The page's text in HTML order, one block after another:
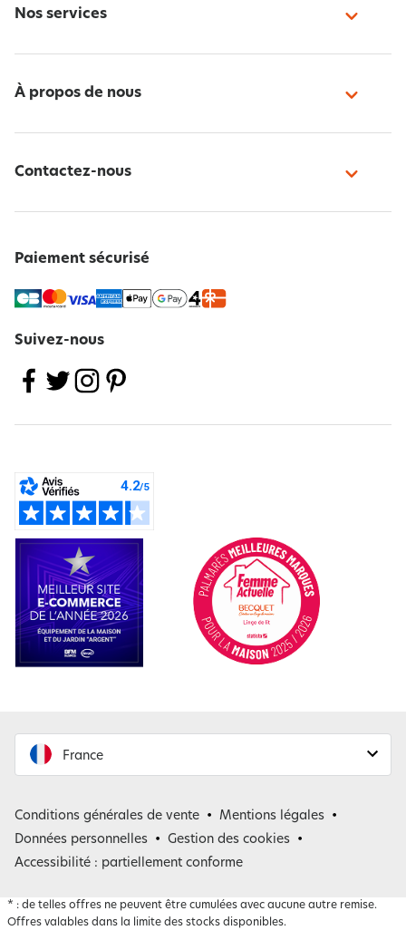
Nos services
À propos de nous
Contactez-nous
Paiement sécurisé
Suivez-nous
France
Belgique
Conditions générales de vente
Mentions légales
Données personnelles
Gestion des cookies
Accessibilité : partiellement conforme
* : de telles offres ne peuvent être cumulées avec aucune autre remise.
Offres valables dans la limite des stocks disponibles.